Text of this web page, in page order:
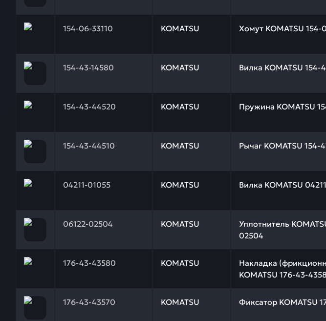
154-06-33110 KOMATSU Хомут KOMATSU 154-
Заказывая запчасти у нас, вы получаете гарантию качества и
154-43-14580 KOMATSU Вилка KOMATSU 154-
Заказывая запчасти у нас, вы получаете гарантию качества и
154-43-44520 KOMATSU Пружина KOMATSU
Заказывая запчасти у нас, вы получаете гарантию качества и
154-43-44510 KOMATSU Рычаг KOMATSU 154-
Заказывая запчасти у нас, вы получаете гарантию качества и
04211-01055 KOMATSU Вилка KOMATSU
Заказывая запчасти у нас, вы получаете гарантию качества и
06122-02504 KOMATSU
Уплотнитель
02504
Заказывая запчасти у нас, вы получаете гарантию качества и
176-43-43580 KOMATSU
Накладка
KOMATSU 176-43-
Заказывая запчасти у нас, вы получаете гарантию качества и
176-43-43570 KOMATSU Фиксатор KOMATSU
Заказывая запчасти у нас, вы получаете гарантию качества и